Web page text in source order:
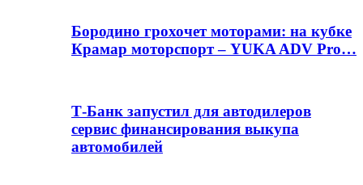
Бородино грохочет моторами: на кубке
Крамар моторспорт – YUKA ADV Pro…
Т-Банк запустил для автодилеров
сервис финансирования выкупа
автомобилей